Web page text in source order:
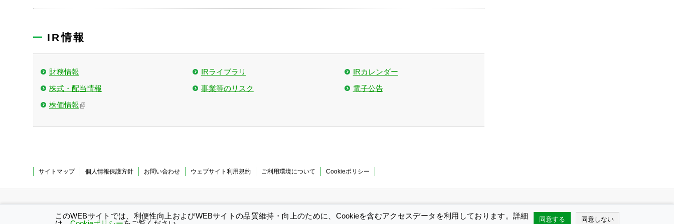
IR情報
財務情報 IRライブラリ
IRカレンダー
株式・配当情報
事業等のリスク
電子公告
株価情報
サイトマップ 個人情報保護方針 お問い合わせ ウェブサイト利用規約 ご利用環境について Cookieポリシー
このWEBサイトでは、利便性向上およびWEBサイトの品質維持・向上のために、Cookieを含むアクセスデータを利用しております。詳細
同意する 同意しない